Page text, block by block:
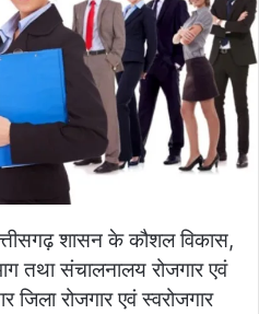
शासन के कौशल विकास,
तथा संचालनालय रोजगार एवं
जिला रोजगार एवं स्वरोजगार